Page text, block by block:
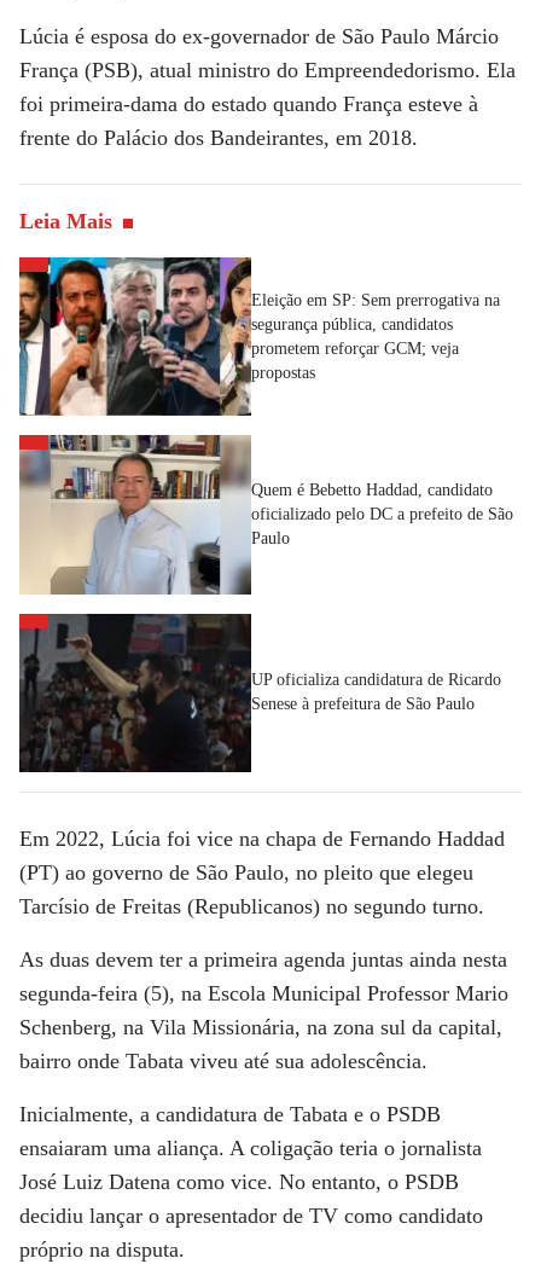
Lúcia é esposa do ex-governador de São Paulo Márcio
França (PSB), atual ministro do Empreendedorismo. Ela
foi primeira-dama do estado quando França esteve à
frente do Palácio dos Bandeirantes, em 2018.
Leia Mais
Eleição em SP: Sem prerrogativa na
segurança pública, candidatos
prometem reforçar GCM; veja
propostas
Quem é Bebetto Haddad, candidato
oficializado pelo DC a prefeito de São
Paulo
UP oficializa candidatura de Ricardo
Senese à prefeitura de São Paulo
Em 2022, Lúcia foi vice na chapa de Fernando Haddad
(PT) ao governo de São Paulo, no pleito que elegeu
Tarcísio de Freitas (Republicanos) no segundo turno.
As duas devem ter a primeira agenda juntas ainda nesta
segunda-feira (5), na Escola Municipal Professor Mario
Schenberg, na Vila Missionária, na zona sul da capital,
bairro onde Tabata viveu até sua adolescência.
Inicialmente, a candidatura de Tabata e o PSDB
ensaiaram uma aliança. A coligação teria o jornalista
José Luiz Datena como vice. No entanto, o PSDB
decidiu lançar o apresentador de TV como candidato
próprio na disputa.